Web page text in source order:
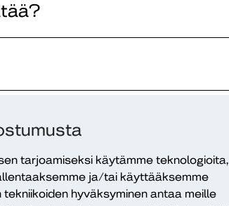
tarjoamiseksi käytämme teknologioita,
ja/tai käyttääksemme
tekniikoiden hyväksyminen antaa meille
henkilötietoja